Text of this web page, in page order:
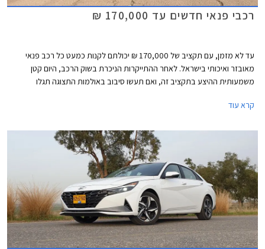
רכבי פנאי חדשים עד 170,000 ₪
עד לא מזמן, עם תקציב של 170,000 ₪ יכולתם לקנות כמעט כל רכב פנאי
מאובזר ואיכותי בישראל. לאחר ההתייקרות הניכרת בשוק הרכב, היום קטן
משמעותית ההיצע בתקציב זה, ואם תעשו סיבוב באולמות התצוגה תגלו
ספורטאז', יונדאי טוסון, ופיג'ו 3008.
קרא עוד